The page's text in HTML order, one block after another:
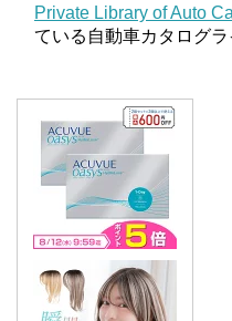
Private Library of Auto
ている自動車カタログ